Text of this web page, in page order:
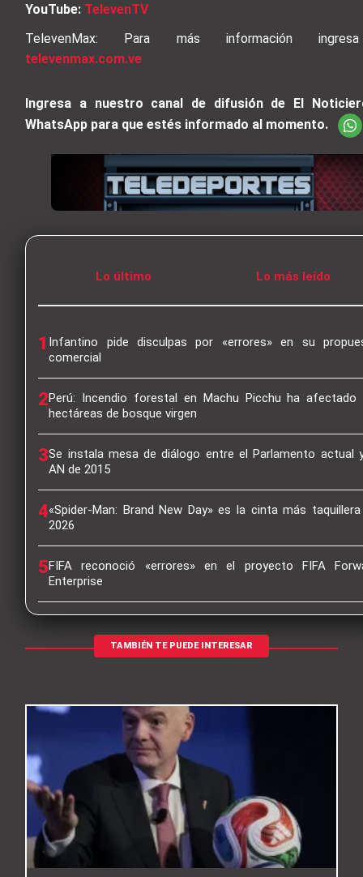
YouTube: TelevenTV
TelevenMax: Para más información
televenmax.com.ve
Ingresa a nuestro canal de difusión de El
WhatsApp para que estés informado al momento.
Lo último Lo más leído
1 Infantino pide disculpas por «errores» en su
comercial
2Perú: Incendio forestal en Machu Picchu ha afectado
hectáreas de bosque virgen
3Se instala mesa de diálogo entre el Parlamento actual
AN de 2015
4«Spider-Man: Brand New Day» es la cinta más
2026
5FIFA reconoció «errores» en el proyecto FIFA
Enterprise
TAMBIÉN TE PUEDE INTERESAR